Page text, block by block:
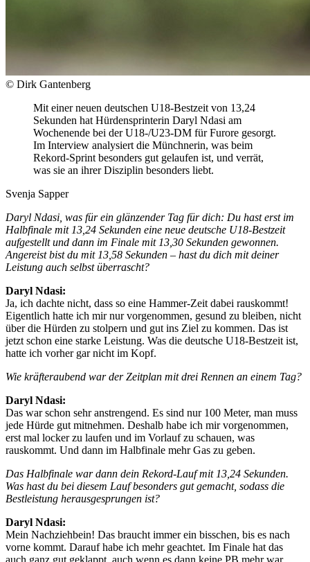
© Dirk Gantenberg
Mit einer neuen deutschen U18-Bestzeit von 13,24
Sekunden hat Hürdensprinterin Daryl Ndasi am
Wochenende bei der U18-/U23-DM für Furore gesorgt.
Im Interview analysiert die Münchnerin, was beim
Rekord-Sprint besonders gut gelaufen ist, und verrät,
was sie an ihrer Disziplin besonders liebt.
Svenja Sapper
Daryl Ndasi, was für ein glänzender Tag für dich: Du hast erst im
Halbfinale mit 13,24 Sekunden eine neue deutsche U18-Bestzeit
aufgestellt und dann im Finale mit 13,30 Sekunden gewonnen.
Angereist bist du mit 13,58 Sekunden – hast du dich mit deiner
Leistung auch selbst überrascht?
Daryl Ndasi:
Ja, ich dachte nicht, dass so eine Hammer-Zeit dabei rauskommt!
Eigentlich hatte ich mir nur vorgenommen, gesund zu bleiben, nicht
über die Hürden zu stolpern und gut ins Ziel zu kommen. Das ist
jetzt schon eine starke Leistung. Was die deutsche U18-Bestzeit ist,
hatte ich vorher gar nicht im Kopf.
Wie kräfteraubend war der Zeitplan mit drei Rennen an einem Tag?
Daryl Ndasi:
Das war schon sehr anstrengend. Es sind nur 100 Meter, man muss
jede Hürde gut mitnehmen. Deshalb habe ich mir vorgenommen,
erst mal locker zu laufen und im Vorlauf zu schauen, was
rauskommt. Und dann im Halbfinale mehr Gas zu geben.
Das Halbfinale war dann dein Rekord-Lauf mit 13,24 Sekunden.
Was hast du bei diesem Lauf besonders gut gemacht, sodass die
Bestleistung herausgesprungen ist?
Daryl Ndasi:
Mein Nachziehbein! Das braucht immer ein bisschen, bis es nach
vorne kommt. Darauf habe ich mehr geachtet. Im Finale hat das
auch ganz gut geklappt, auch wenn es dann keine PB mehr war.